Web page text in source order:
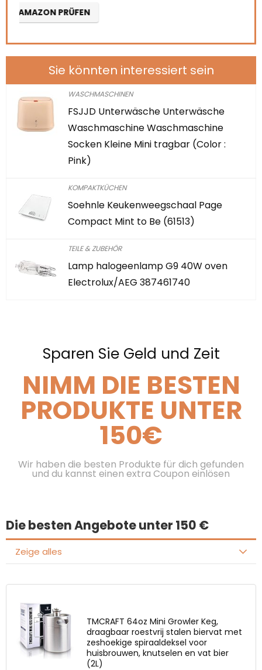
Sie könnten interessiert sein
WASCHMASCHINEN
FSJJD Unterwäsche Unterwäsche
Waschmaschine Waschmaschine
Socken Kleine Mini tragbar (Color :
Pink)
KOMPAKTKÜCHEN
Soehnle Keukenweegschaal Page
Compact Mint to Be (61513)
TEILE & ZUBEHÖR
Lamp halogeenlamp G9 40W oven
Electrolux/AEG 387461740
Sparen Sie Geld und Zeit
NIMM DIE BESTEN
PRODUKTE UNTER
150€
Wir haben die besten Produkte für dich gefunden
und du kannst einen extra Coupon einlösen
Die besten Angebote unter 150 €
Zeige alles
TMCRAFT 64oz Mini Growler Keg,
draagbaar roestvrij stalen biervat met
zeshoekige spiraaldeksel voor
huisbrouwen, knutselen en vat bier
(2L)